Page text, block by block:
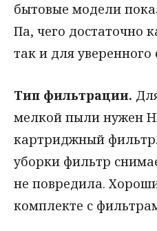
бытовые модели
Па, чего достаточно
так и для
Тип фильтрации.
мелкой пыли нужен
картриджный
уборки фильтр
не повредила.
комплекте с